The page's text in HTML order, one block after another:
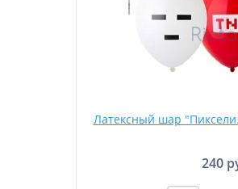
Латексный шар
240